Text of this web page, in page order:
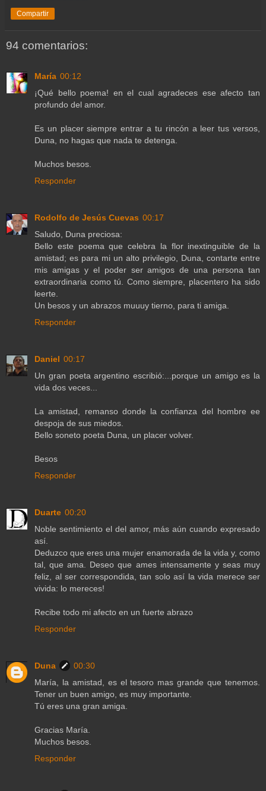
Compartir
94 comentarios:
María 00:12
¡Qué bello poema! en el cual agradeces ese afecto tan
profundo del amor.
Es un placer siempre entrar a tu rincón a leer tus versos,
Duna, no hagas que nada te detenga.
Muchos besos.
Responder
Rodolfo de Jesús Cuevas 00:17
Saludo, Duna preciosa:
Bello este poema que celebra la flor inextinguible de la
amistad; es para mi un alto privilegio, Duna, contarte entre
mis amigas y el poder ser amigos de una persona tan
extraordinaria como tú. Como siempre, placentero ha sido
leerte.
Un besos y un abrazos muuuy tierno, para ti amiga.
Responder
Daniel 00:17
Un gran poeta argentino escribió:...porque un amigo es la
vida dos veces...
La amistad, remanso donde la confianza del hombre ee
despoja de sus miedos.
Bello soneto poeta Duna, un placer volver.
Besos
Responder
Duarte 00:20
Noble sentimiento el del amor, más aún cuando expresado
así.
Deduzco que eres una mujer enamorada de la vida y, como
tal, que ama. Deseo que ames intensamente y seas muy
feliz, al ser correspondida, tan solo así la vida merece ser
vivida: lo mereces!
Recibe todo mi afecto en un fuerte abrazo
Responder
Duna
00:30
María, la amistad, es el tesoro mas grande que tenemos.
Tener un buen amigo, es muy importante.
Tú eres una gran amiga.
Gracias María.
Muchos besos.
Responder